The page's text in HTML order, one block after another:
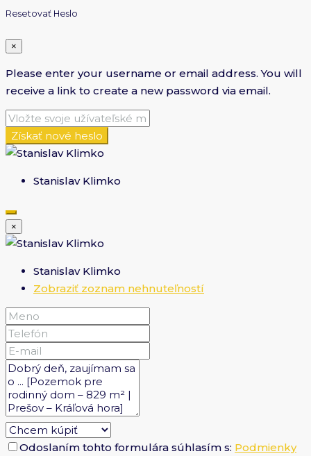
Resetovať Heslo
×
Please enter your username or email address. You will
receive a link to create a new password via email.
Získať nové heslo
Stanislav Klimko
×
Stanislav Klimko
Zobraziť zoznam nehnuteľností
Odoslaním tohto formulára súhlasím s: Podmienky